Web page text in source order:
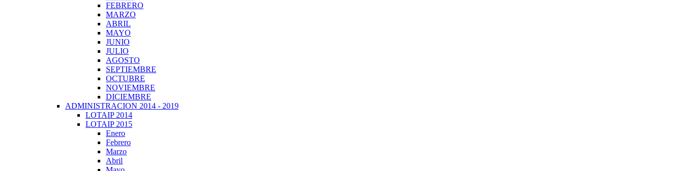
FEBRERO
MARZO
ABRIL
MAYO
JUNIO
JULIO
AGOSTO
SEPTIEMBRE
OCTUBRE
NOVIEMBRE
DICIEMBRE
ADMINISTRACION 2014 - 2019
LOTAIP 2014
LOTAIP 2015
Enero
Febrero
Marzo
Abril